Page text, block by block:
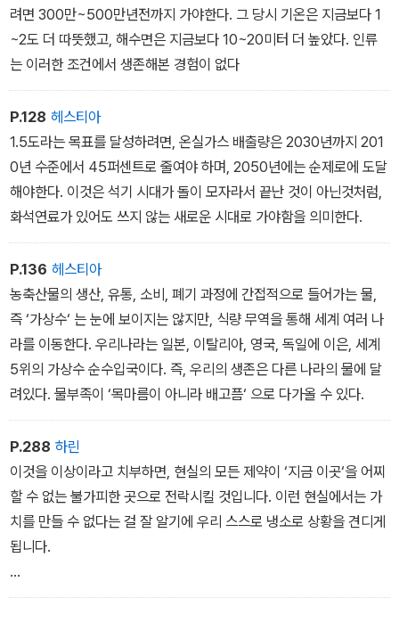
려면 300만~500만년전까지 가야한다. 그 당시 기온은 지금보다 1
~2도 더 따뜻했고, 해수면은 지금보다 10~20미터 더 높았다. 인류
는 이러한 조건에서 생존해본 경험이 없다
P.128 헤스티아
1.5도라는 목표를 달성하려면, 온실가스 배출량은 2030년까지 201
0년 수준에서 45퍼센트로 줄여야 하며, 2050년에는 순제로에 도달
해야한다. 이것은 석기 시대가 돌이 모자라서 끝난 것이 아닌것처럼,
화석연료가 있어도 쓰지 않는 새로운 시대로 가야함을 의미한다.
P.136 헤스티아
농축산물의 생산, 유통, 소비, 폐기 과정에 간접적으로 들어가는 물,
즉 ‘가상수‘ 는 눈에 보이지는 않지만, 식량 무역을 통해 세계 여러 나
라를 이동한다. 우리나라는 일본, 이탈리아, 영국, 독일에 이은, 세계
5위의 가상수 순수입국이다. 즉, 우리의 생존은 다른 나라의 물에 달
려있다. 물부족이 ‘목마름이 아니라 배고픔‘ 으로 다가올 수 있다.
P.288 하린
이것을 이상이라고 치부하면, 현실의 모든 제약이 ‘지금 이곳‘을 어찌
할 수 없는 불가피한 곳으로 전락시킬 것입니다. 이런 현실에서는 가
치를 만들 수 없다는 걸 잘 알기에 우리 스스로 냉소로 상황을 견디게
됩니다.
이렇게 내버려둘 수는 없습니다. 우리에게 현실은 벽이 아니라 극복